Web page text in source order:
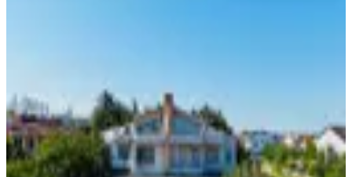
FIRST INVEST GAYRİMENKULSalim Erçıkan
Ara